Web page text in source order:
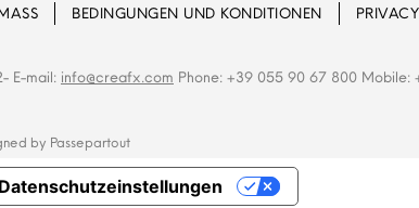
BEDINGUNGEN UND KONDITIONEN
E-mail: info@creafx.com Phone: +39 055 90 67 800 Mobile:
by Passepartout